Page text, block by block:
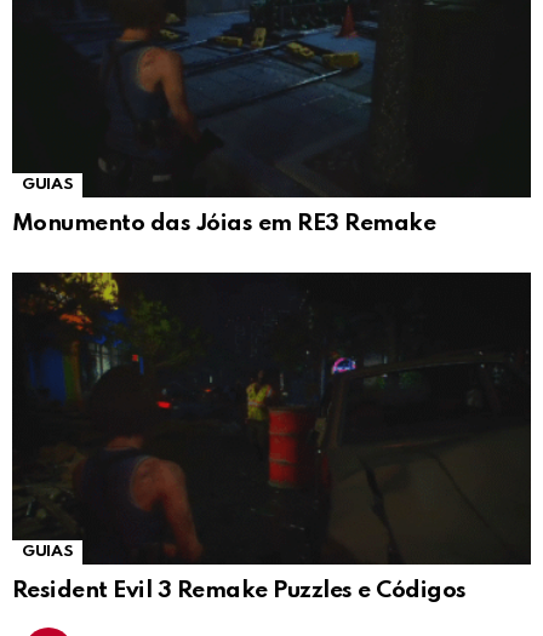
GUIAS
Monumento das Jóias em RE3 Remake
GUIAS
Resident Evil 3 Remake Puzzles e Códigos